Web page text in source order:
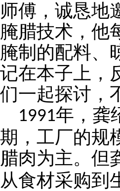
师傅，诚恳地
腌腊技术，他
腌制的配料、
记在本子上，
们一起探讨，
1991年，龚
期，工厂的规
腊肉为主。但
从食材采购到